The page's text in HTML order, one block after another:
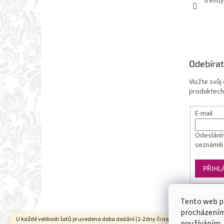
Tento web
U každé velikosti šatů je uvedena doba dodání (1-2dny či na objednání). Velikosti
Vložte svůj
E-mail